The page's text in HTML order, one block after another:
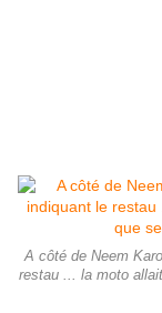
A côté de Neem
restau ... la moto